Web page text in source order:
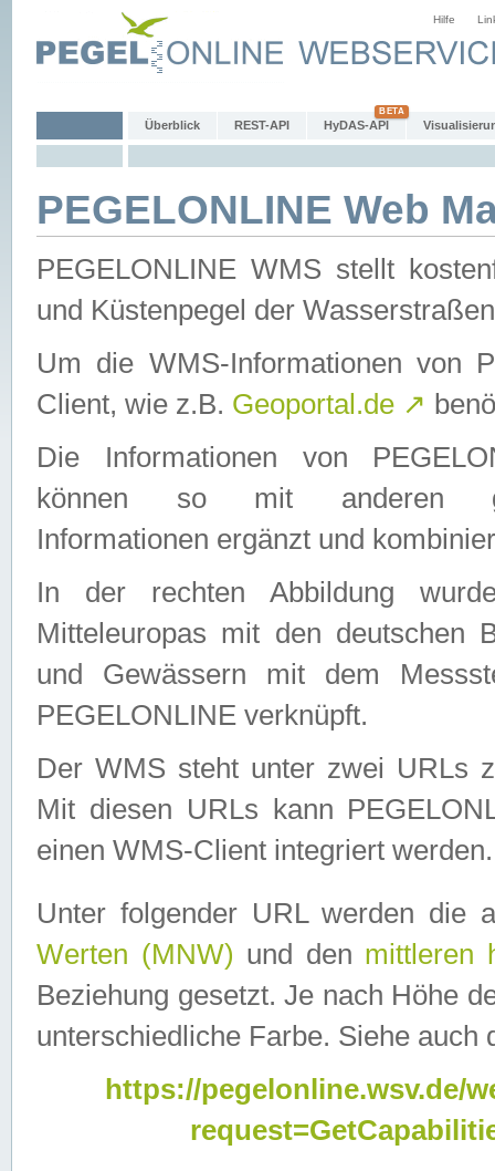
Hilfe
Überblick REST-API HyDAS-API
PEGELONLINE Web
PEGELONLINE WMS stellt
und Küstenpegel der
Um die WMS-Informationen von
Client, wie z.B. Geoportal.de ↗
Die Informationen von
können so mit anderen
Informationen ergänzt und
In der rechten Abbildung
Mitteleuropas mit den deutschen
und Gewässern mit dem
PEGELONLINE verknüpft.
Der WMS steht unter zwei URLs
Mit diesen URLs kann
einen WMS-Client integriert werden.
Unter folgender URL werden die
Werten (MNW) und den mittleren
Beziehung gesetzt. Je nach Höhe
unterschiedliche Farbe. Siehe auch
https://pegelonline.wsv.de/